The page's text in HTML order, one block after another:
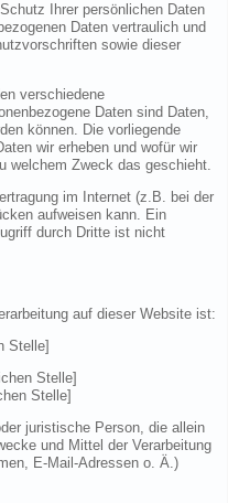
Ihrer persönlichen Daten
Daten vertraulich und
sowie dieser
verschiedene
Daten sind Daten,
können. Die vorliegende
wir erheben und wofür wir
welchem Zweck das geschieht.
im Internet (z.B. bei der
aufweisen kann. Ein
durch Dritte ist nicht
auf dieser Website ist:
Stelle]
Stelle]
Stelle]
juristische Person, die allein
und Mittel der Verarbeitung
E-Mail-Adressen o. Ä.)